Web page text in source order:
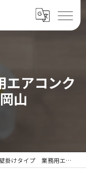
アコンク
山
掛けタイプ 業務用エアコンクリーニング 岡山